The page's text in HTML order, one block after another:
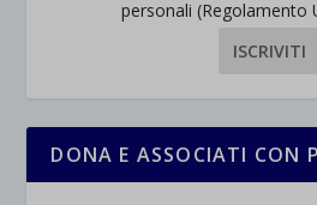
personali (Regolamento
DONA E ASSOCIATI CON